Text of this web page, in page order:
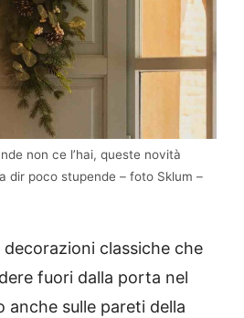
non ce l’hai, queste novità
dir poco stupende – foto Sklum –
classiche che
fuori dalla porta nel
anche sulle pareti della